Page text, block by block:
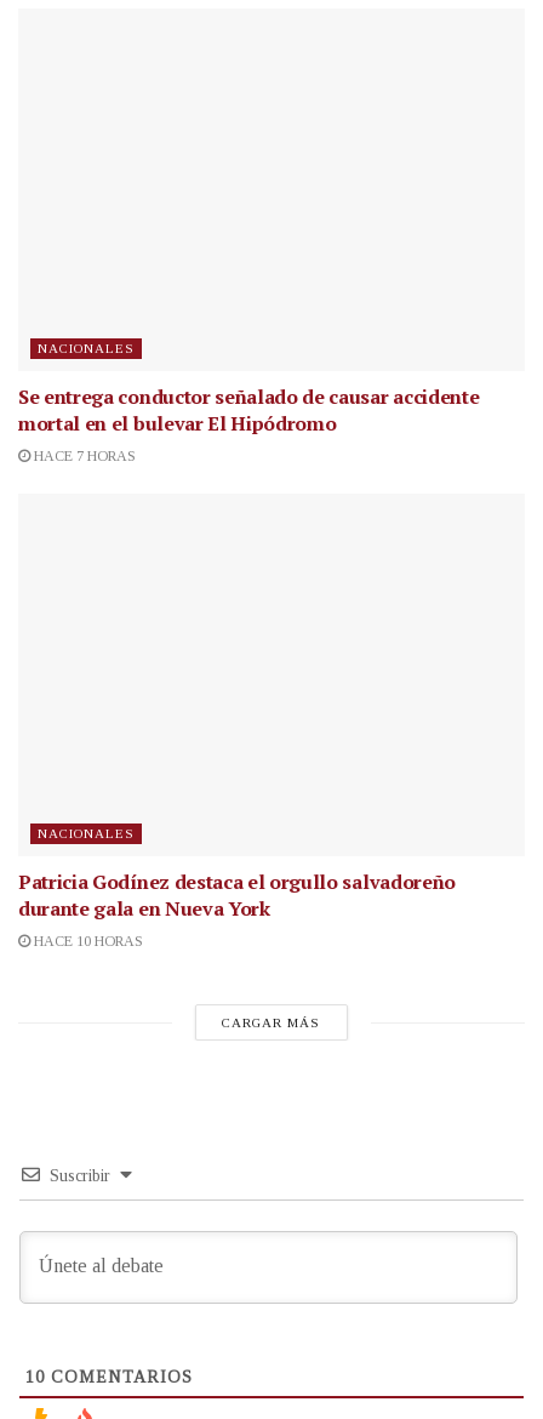
NACIONALES
Se entrega conductor señalado de causar accidente
mortal en el bulevar El Hipódromo
HACE 7 HORAS
NACIONALES
Patricia Godínez destaca el orgullo salvadoreño
durante gala en Nueva York
HACE 10 HORAS
CARGAR MÁS
Suscribir
10 COMENTARIOS